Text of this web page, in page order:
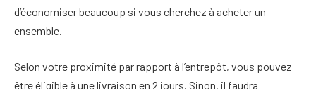
d’économiser beaucoup si vous cherchez à acheter un
ensemble.
Selon votre proximité par rapport à l’entrepôt, vous pouvez
être éligible à une livraison en 2 jours. Sinon, il faudra